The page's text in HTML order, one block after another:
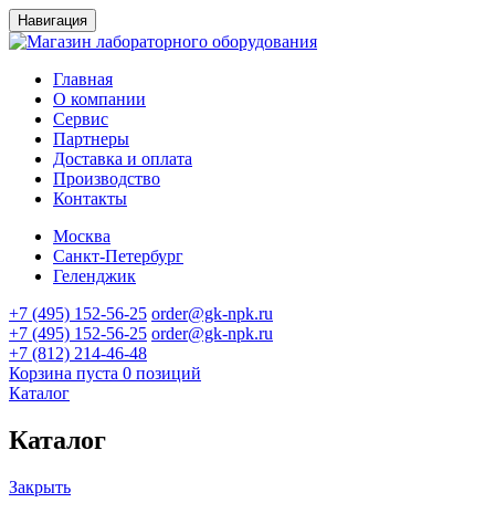
Навигация
Главная
О компании
Сервис
Партнеры
Доставка и оплата
Производство
Контакты
Москва
Санкт-Петербург
Геленджик
+7 (495) 152-56-25 order@gk-npk.ru
+7 (495) 152-56-25 order@gk-npk.ru
+7 (812) 214-46-48
Корзина пуста 0 позиций
Каталог
Каталог
Закрыть